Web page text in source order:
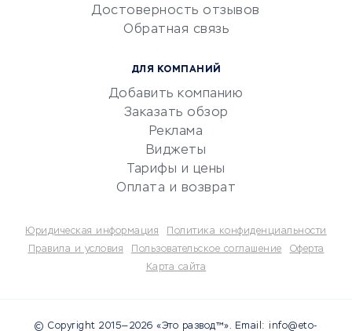
документооборот
Юридические компании
Бухгалтерия онлайн
Потребительские кредиты
Достоверность отзывов
Обратная связь
ДЛЯ КОМПАНИЙ
Добавить компанию
Заказать обзор
Реклама
Виджеты
Тарифы и цены
Оплата и возврат
Юридическая информация
Политика конфиденциальности
Правила и условия
Пользовательское соглашение
Оферта
Карта сайта
© Copyright 2015—2026 «Это развод™». Email: info@eto-